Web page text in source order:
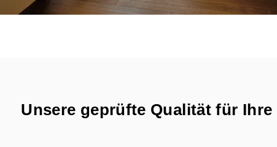
Unsere geprüfte Qualität für